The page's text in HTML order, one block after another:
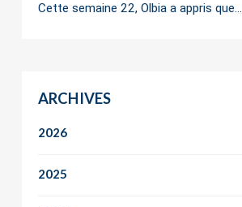
Cette semaine 22, Olbia a appris que…
ARCHIVES
2026
2025